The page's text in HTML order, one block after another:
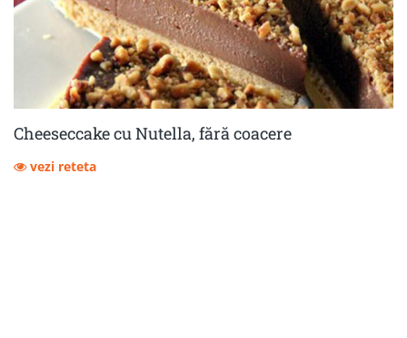
Cheeseccake cu Nutella, fără coacere
vezi reteta